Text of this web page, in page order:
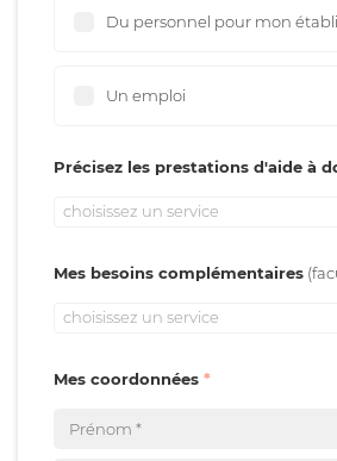
Du personnel pour mon
Un emploi
Précisez les prestations d'aide à
choisissez un service
Mes besoins complémentaires
choisissez un service
Mes coordonnées